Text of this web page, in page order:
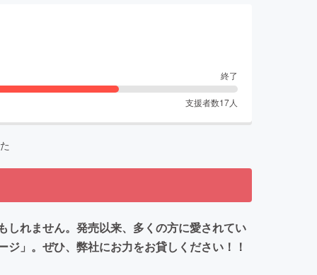
終了
支援者数17人
しれません。発売以来、多くの方に愛されてい
」。ぜひ、弊社にお力をお貸しください！！